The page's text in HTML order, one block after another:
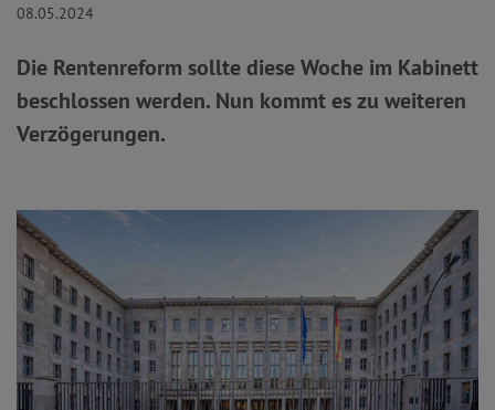
08.05.2024
Die Rentenreform sollte diese Woche im Kabinett
beschlossen werden. Nun kommt es zu weiteren
Verzögerungen.